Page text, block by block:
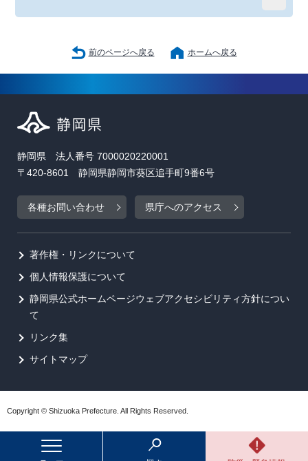
前のページへ戻る ホームへ戻る
静岡県 法人番号 7000020220001
〒420-8601 静岡県静岡市葵区追手町9番6号
各種お問い合わせ 県庁へのアクセス
著作権・リンクについて
個人情報保護について
静岡県公式ホームページウェブアクセシビリティ方針につい
て
リンク集
サイトマップ
Copyright © Shizuoka Prefecture. All Rights Reserved.